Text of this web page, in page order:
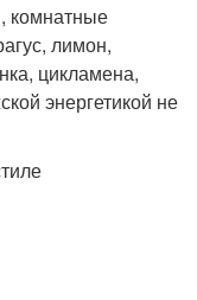
комнатные
лимон,
цикламена,
энергетикой не